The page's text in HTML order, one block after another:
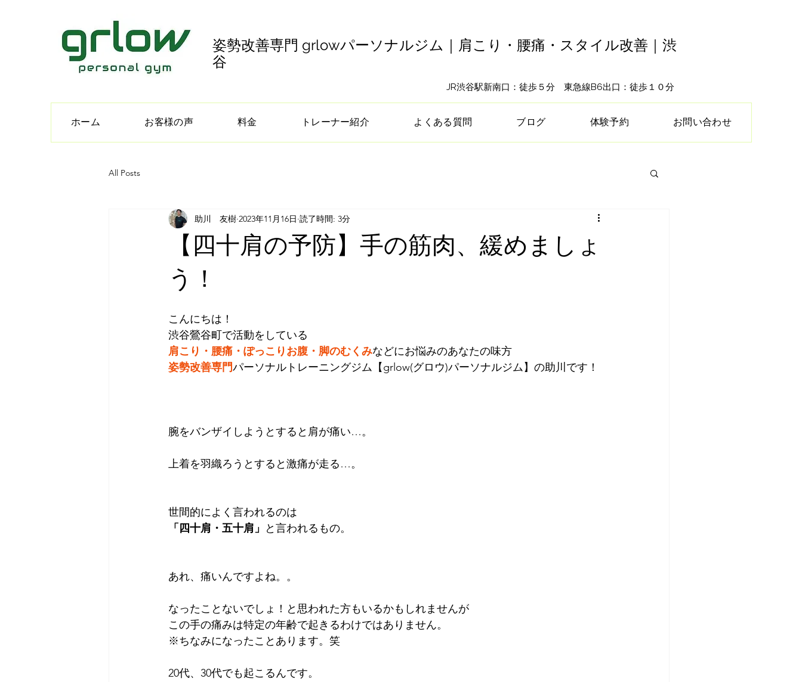
姿勢改善専門 grlowパーソナルジム｜肩こり・腰痛・スタイル改善｜渋
谷
​JR渋谷駅新南口：徒歩５分 東急線B6出口：徒歩１０分
ホーム お客様の声 料金 トレーナー紹介 よくある質問 ブログ 体験予約 お問い合わせ
All Posts
【四十肩の予防】手の筋肉、緩めましょ
う！
助川 友樹 2023年11月16日 読了時間: 3分
こんにちは！
渋谷鶯谷町で活動をしている
肩こり・腰痛・ぽっこりお腹・脚のむくみなどにお悩みのあなたの味方
姿勢改善専門パーソナルトレーニングジム【grlow(グロウ)パーソナルジム】の助川です！
腕をバンザイしようとすると肩が痛い…。
上着を羽織ろうとすると激痛が走る…。
世間的によく言われるのは
「四十肩・五十肩」 と言われるもの。
あれ、痛いんですよね。。
なったことないでしょ！と思われた方もいるかもしれませんが
この手の痛みは特定の年齢で起きるわけではありません。
※ちなみになったことあります。笑
20代、30代でも起こるんです。